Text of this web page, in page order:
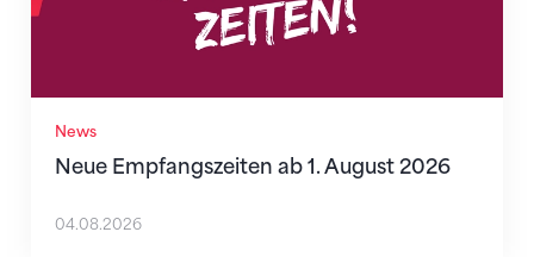
News
Neue Empfangszeiten ab 1. August 2026
04.08.2026